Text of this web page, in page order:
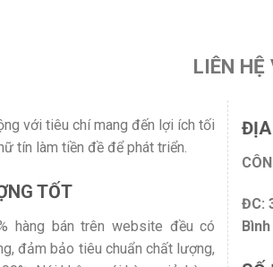
LIÊN
với tiêu chí mang đến lợi ích tối
tín làm tiền đề để phát triển.
TỐT
hàng bán trên website đều có
đảm bảo tiêu chuẩn chất lượng,
ĐC: